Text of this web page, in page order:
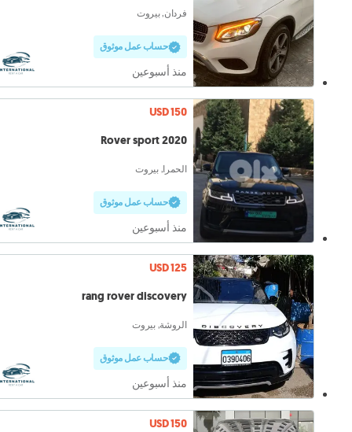
فردان, بيروت
حساب عمل موثوق
منذ أسبوعين
USD 150
Rover sport 2020
الحمرا, بيروت
حساب عمل موثوق
منذ أسبوعين
USD 125
rang rover discovery
الروشة, بيروت
حساب عمل موثوق
منذ أسبوعين
USD 150